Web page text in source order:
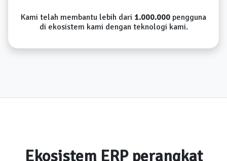
Kami telah membantu lebih dari 1.000.000 pengguna
di ekosistem kami dengan teknologi kami.
Ekosistem ERP perangkat